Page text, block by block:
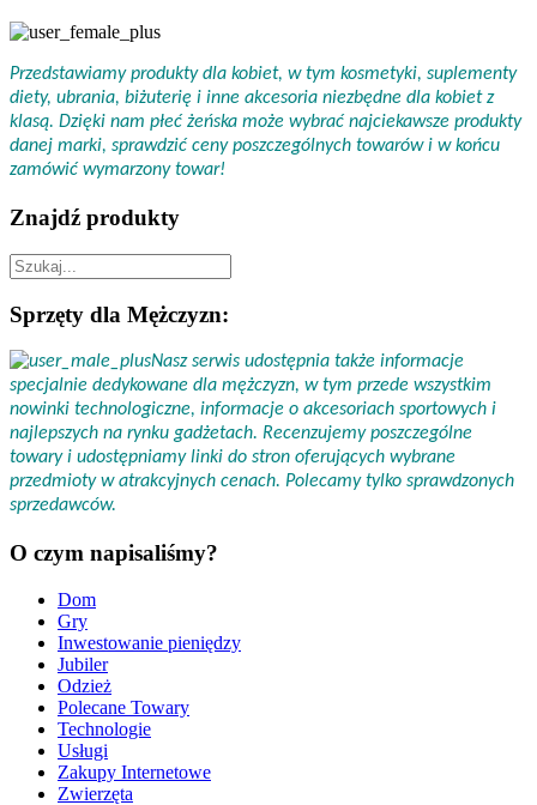
Przedstawiamy produkty dla kobiet, w tym kosmetyki, suplementy
diety, ubrania, biżuterię i inne akcesoria niezbędne dla kobiet z
klasą. Dzięki nam płeć żeńska może wybrać najciekawsze produkty
danej marki, sprawdzić ceny poszczególnych towarów i w końcu
zamówić wymarzony towar!
Znajdź produkty
Sprzęty dla Mężczyzn:
Nasz serwis udostępnia także informacje
specjalnie dedykowane dla mężczyzn, w tym przede wszystkim
nowinki technologiczne, informacje o akcesoriach sportowych i
najlepszych na rynku gadżetach. Recenzujemy poszczególne
towary i udostępniamy linki do stron oferujących wybrane
przedmioty w atrakcyjnych cenach. Polecamy tylko sprawdzonych
sprzedawców.
O czym napisaliśmy?
Dom
Gry
Inwestowanie pieniędzy
Jubiler
Odzież
Polecane Towary
Technologie
Usługi
Zakupy Internetowe
Zwierzęta